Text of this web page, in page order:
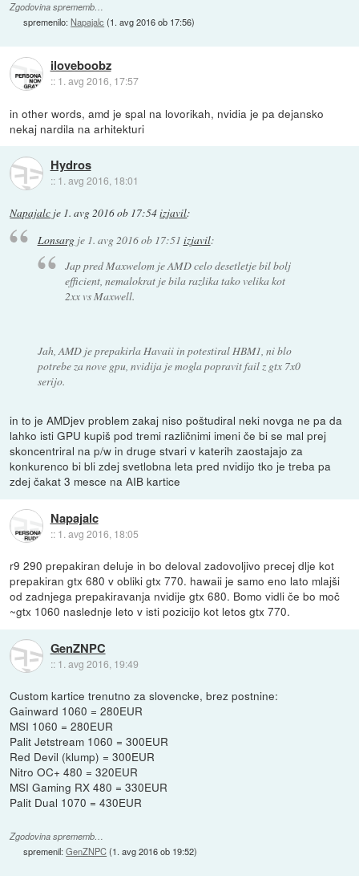
Zgodovina sprememb…
spremenilo:Napajalc (1. avg 2016 ob 17:56)
iloveboobz
:: 1. avg 2016, 17:57
in other words, amd je spal na lovorikah, nvidia je pa dejansko
nekaj nardila na arhitekturi
Hydros
:: 1. avg 2016, 18:01
Napajalc je 1. avg 2016 ob 17:54izjavil:
Lonsargje 1. avg 2016 ob 17:51 izjavil:
Jap pred Maxwelom je AMD celo desetletje bil bolj
efficient, nemalokrat je bila razlika tako velika kot
2xx vs Maxwell.
Jah, AMD je prepakirla Havaii in potestiral HBM1, ni blo
potrebe za nove gpu, nvidija je mogla popravit fail z gtx 7x0
serijo.
in to je AMDjev problem zakaj niso poštudiral neki novga ne pa da
lahko isti GPU kupiš pod tremi različnimi imeni če bi se mal prej
skoncentriral na p/w in druge stvari v katerih zaostajajo za
konkurenco bi bli zdej svetlobna leta pred nvidijo tko je treba pa
zdej čakat 3 mesce na AIB kartice
Napajalc
:: 1. avg 2016, 18:05
r9 290 prepakiran deluje in bo deloval zadovoljivo precej dlje kot
prepakiran gtx 680 v obliki gtx 770. hawaii je samo eno lato mlajši
od zadnjega prepakiravanja nvidije gtx 680. Bomo vidli če bo moč
~gtx 1060 naslednje leto v isti pozicijo kot letos gtx 770.
GenZNPC
:: 1. avg 2016, 19:49
Custom kartice trenutno za slovencke, brez postnine:
Gainward 1060 = 280EUR
MSI 1060 = 280EUR
Palit Jetstream 1060 = 300EUR
Red Devil (klump) = 300EUR
Nitro OC+ 480 = 320EUR
MSI Gaming RX 480 = 330EUR
Palit Dual 1070 = 430EUR
Zgodovina sprememb…
spremenil:GenZNPC(1. avg 2016 ob 19:52)